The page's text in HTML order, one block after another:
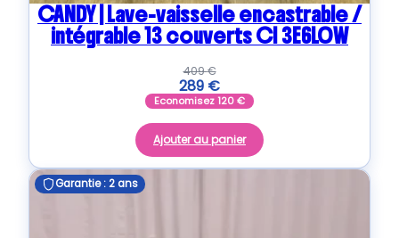
CANDY | Lave-vaisselle encastrable /
intégrable 13 couverts CI 3E6L0W
409€
289 €
Economisez120€
Ajouter au panier
Garantie : 2 ans